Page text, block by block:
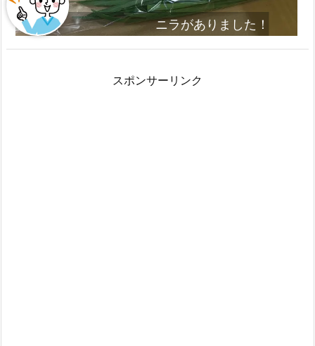
ニラがありました！
スポンサーリンク